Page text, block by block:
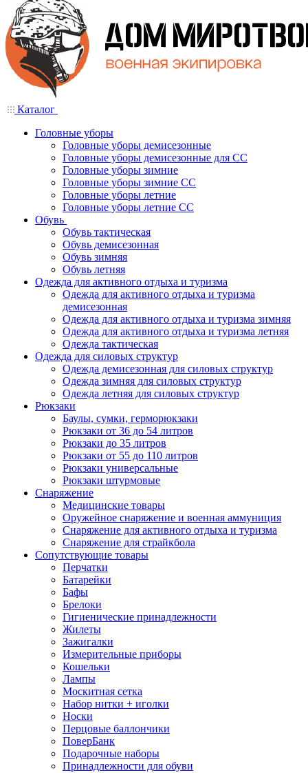
Каталог
Головные уборы
Головные уборы демисезонные
Головные уборы демисезонные для СС
Головные уборы зимние
Головные уборы зимние СС
Головные уборы летние
Головные уборы летние СС
Обувь
Обувь тактическая
Обувь демисезонная
Обувь зимняя
Обувь летняя
Одежда для активного отдыха и туризма
Одежда для активного отдыха и туризма
демисезонная
Одежда для активного отдыха и туризма зимняя
Одежда для активного отдыха и туризма летняя
Одежда тактическая
Одежда для силовых структур
Одежда демисезонная для силовых структур
Одежда зимняя для силовых структур
Одежда летняя для силовых структур
Рюкзаки
Баулы, сумки, герморюкзаки
Рюкзаки от 36 до 54 литров
Рюкзаки до 35 литров
Рюкзаки от 55 до 110 литров
Рюкзаки универсальные
Рюкзаки штурмовые
Снаряжение
Медицинские товары
Оружейное снаряжение и военная аммуниция
Снаряжение для активного отдыха и туризма
Снаряжение для страйкбола
Сопутствующие товары
Перчатки
Батарейки
Бафы
Брелоки
Гигиенические принадлежности
Жилеты
Зажигалки
Измерительные приборы
Кошельки
Лампы
Москитная сетка
Набор нитки + иголки
Носки
Перцовые баллончики
ПоверБанк
Подарочные наборы
Принадлежности для обуви